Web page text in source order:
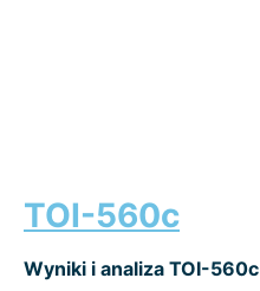
TOI-560c
Wyniki i analiza TOI-560c